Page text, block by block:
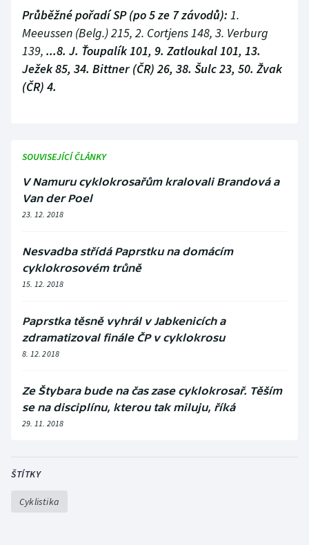
Průběžné pořadí SP (po 5 ze 7 závodů): 1.
Meeussen (Belg.) 215, 2. Cortjens 148, 3. Verburg
139, ...8. J. Ťoupalík 101, 9. Zatloukal 101, 13.
Ježek 85, 34. Bittner (ČR) 26, 38. Šulc 23, 50. Žvak
(ČR) 4.
SOUVISEJÍCÍ ČLÁNKY
V Namuru cyklokrosařům kralovali Brandová a
Van der Poel
23. 12. 2018
Nesvadba střídá Paprstku na domácím
cyklokrosovém trůně
15. 12. 2018
Paprstka těsně vyhrál v Jabkenicích a
zdramatizoval finále ČP v cyklokrosu
8. 12. 2018
Ze Štybara bude na čas zase cyklokrosař. Těším
se na disciplínu, kterou tak miluju, říká
29. 11. 2018
ŠTÍTKY
Cyklistika